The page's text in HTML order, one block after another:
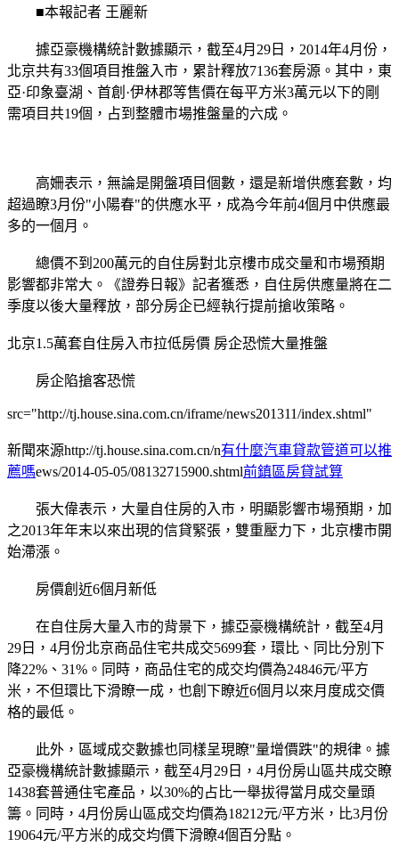
■本報記者 王麗新
據亞豪機構統計數據顯示，截至4月29日，2014年4月份，
北京共有33個項目推盤入市，累計釋放7136套房源。其中，東
亞·印象臺湖、首創·伊林郡等售價在每平方米3萬元以下的剛
需項目共19個，占到整體市場推盤量的六成。
高姍表示，無論是開盤項目個數，還是新增供應套數，均
超過瞭3月份"小陽春"的供應水平，成為今年前4個月中供應最
多的一個月。
總價不到200萬元的自住房對北京樓市成交量和市場預期
影響都非常大。《證券日報》記者獲悉，自住房供應量將在二
季度以後大量釋放，部分房企已經執行提前搶收策略。
北京1.5萬套自住房入市拉低房價 房企恐慌大量推盤
房企陷搶客恐慌
src="http://tj.house.sina.com.cn/iframe/news201311/index.shtml"
新聞來源http://tj.house.sina.com.cn/n有什麼汽車貸款管道可以推
薦嗎ews/2014-05-05/08132715900.shtml前鎮區房貸試算
張大偉表示，大量自住房的入市，明顯影響市場預期，加
之2013年年末以來出現的信貸緊張，雙重壓力下，北京樓市開
始滯漲。
房價創近6個月新低
在自住房大量入市的背景下，據亞豪機構統計，截至4月
29日，4月份北京商品住宅共成交5699套，環比、同比分別下
降22%、31%。同時，商品住宅的成交均價為24846元/平方
米，不但環比下滑瞭一成，也創下瞭近6個月以來月度成交價
格的最低。
此外，區域成交數據也同樣呈現瞭"量增價跌"的規律。據
亞豪機構統計數據顯示，截至4月29日，4月份房山區共成交瞭
1438套普通住宅產品，以30%的占比一舉拔得當月成交量頭
籌。同時，4月份房山區成交均價為18212元/平方米，比3月份
19064元/平方米的成交均價下滑瞭4個百分點。